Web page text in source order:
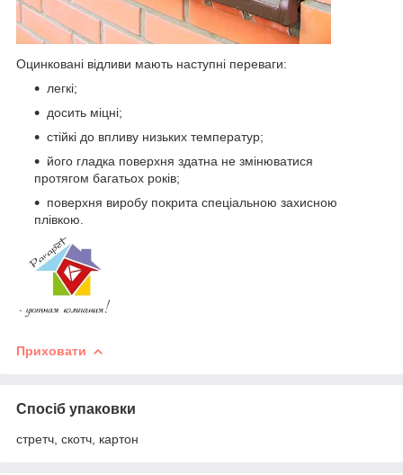
Оцинковані відливи мають наступні переваги:
легкі;
досить міцні;
стійкі до впливу низьких температур;
його гладка поверхня здатна не змінюватися
протягом багатьох років;
поверхня виробу покрита спеціальною захисною
плівкою.
Приховати
Спосіб упаковки
стретч, скотч, картон